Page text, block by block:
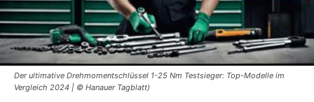
Der ultimative Drehmomentschlüssel 1-25 Nm Testsieger: Top-Modelle im
Vergleich 2024 | © Hanauer Tagblatt)